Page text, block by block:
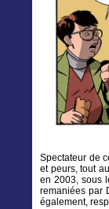
Spectateur de
et peurs, tout
en 2003, sous
remaniées par
également,